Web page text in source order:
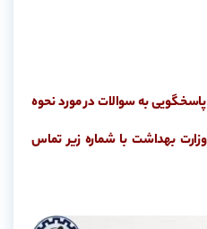
به سوالات در مورد نحوه
بهداشت با شماره زیر تماس